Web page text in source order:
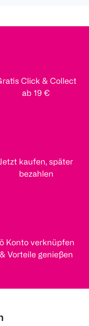
Click & Collect
ab 19 €
kaufen, später
bezahlen
Konto verknüpfen
& Vorteile genießen